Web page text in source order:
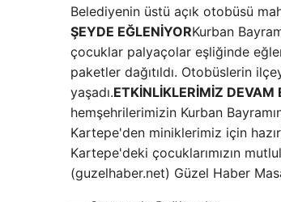
Belediyenin üstü açık otobüsü
ŞEYDE EĞLENİYORKurban
çocuklar palyaçolar eşliğinde
paketler dağıtıldı. Otobüslerin
yaşadı.ETKİNLİKLERİMİZ DEVAM
hemşehrilerimizin Kurban
Kartepe'den miniklerimiz için
Kartepe'deki çocuklarımızın
(guzelhaber.net) Güzel Haber